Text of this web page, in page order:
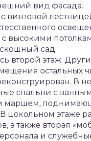
вид фасада.
винтовой
высокими
сад.
второй этаж.
остальных
В
спальни с
маршем,
цокольном этаже
а также вторая
и